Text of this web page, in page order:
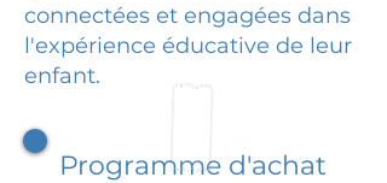
connectées et engagées dans
l'expérience éducative de leur
enfant.
Programme d'achat